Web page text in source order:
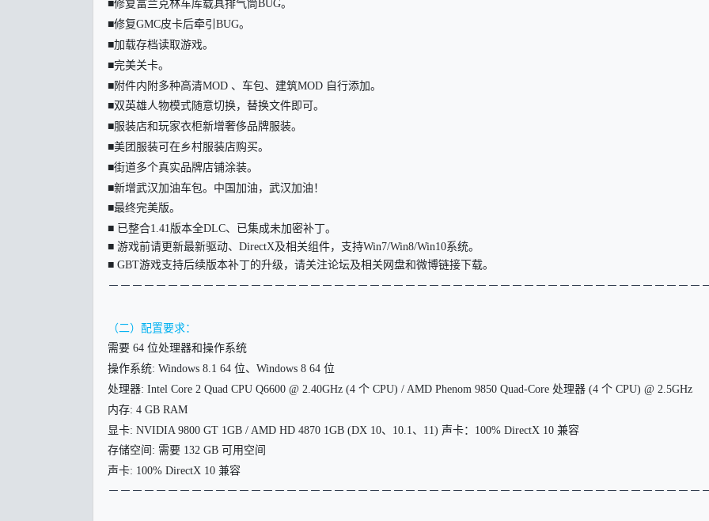
■修复富兰克林车库载具排气筒BUG。
■修复GMC皮卡后牵引BUG。
■加载存档读取游戏。
■完美关卡。
■附件内附多种高清MOD 、车包、建筑MOD 自行添加。
■双英雄人物模式随意切换，替换文件即可。
■服装店和玩家衣柜新增奢侈品牌服装。
■美团服装可在乡村服装店购买。
■街道多个真实品牌店铺涂装。
■新增武汉加油车包。中国加油，武汉加油！
■最终完美版。
■ 已整合1.41版本全DLC、已集成未加密补丁。
■ 游戏前请更新最新驱动、DirectX及相关组件，支持Win7/Win8/Win10系统。
■ GBT游戏支持后续版本补丁的升级，请关注论坛及相关网盘和微博链接下载。
－－－－－－－－－－－－－－－－－－－－－－－－－－－－－－－ －－－－－ －－－－－ －－－－－ －－－－
（二）配置要求：
需要 64 位处理器和操作系统
操作系统: Windows 8.1 64 位、Windows 8 64 位
处理器: Intel Core 2 Quad CPU Q6600 @ 2.40GHz (4 个 CPU) / AMD Phenom 9850 Quad-Core 处理器 (4 个 CPU) @ 2.5GHz
内存: 4 GB RAM
显卡: NVIDIA 9800 GT 1GB / AMD HD 4870 1GB (DX 10、10.1、11) 声卡：100% DirectX 10 兼容
存储空间: 需要 132 GB 可用空间
声卡: 100% DirectX 10 兼容
－ －－－－－－－－－－－－－－－－－－－－－－－－－－－－－－ －－－－－ －－－－－ －－－－－ －－－－